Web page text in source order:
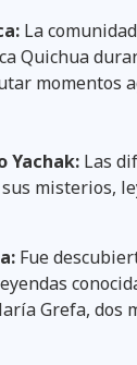
La
Quichua
momentos
Yachak: Las
misterios,
Fue
Grefa, dos